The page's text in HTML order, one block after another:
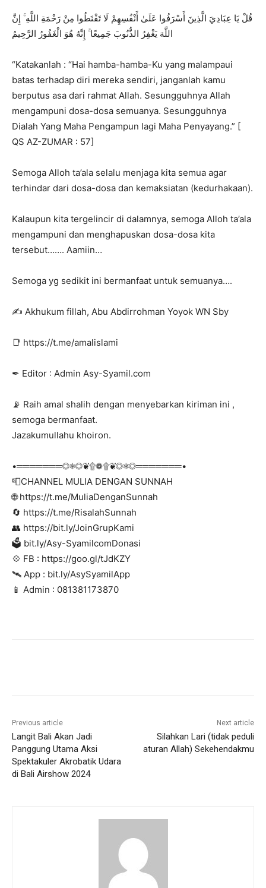
قُلْ يَا عِبَادِيَ الَّذِينَ أَسْرَفُوا عَلَىٰ أَنْفُسِهِمْ لَا تَقْنَطُوا مِنْ رَحْمَةِ اللَّهِ ۚ إِنَّ
اللَّهَ يَغْفِرُ الذُّنُوبَ جَمِيعًا ۚ إِنَّهُ هُوَ الْغَفُورُ الرَّحِيمُ
“Katakanlah : “Hai hamba-hamba-Ku yang malampaui
batas terhadap diri mereka sendiri, janganlah kamu
berputus asa dari rahmat Allah. Sesungguhnya Allah
mengampuni dosa-dosa semuanya. Sesungguhnya
Dialah Yang Maha Pengampun lagi Maha Penyayang.” [
QS AZ-ZUMAR : 57]
Semoga Alloh ta’ala selalu menjaga kita semua agar
terhindar dari dosa-dosa dan kemaksiatan (kedurhakaan).
Kalaupun kita tergelincir di dalamnya, semoga Alloh ta’ala
mengampuni dan menghapuskan dosa-dosa kita
tersebut……. Aamiin…
Semoga yg sedikit ini bermanfaat untuk semuanya….
✍ Akhukum fillah, Abu Abdirrohman Yoyok WN Sby
📑 https://t.me/amalislami
✒ Editor : Admin Asy-Syamil.com
📡 Raih amal shalih dengan menyebarkan kiriman ini ,
semoga bermanfaat.
Jazakumullahu khoiron.
•═══════◎❅◎❦۩❁۩❦◎❅◎═══════•
📮CHANNEL MULIA DENGAN SUNNAH
🌐 https://t.me/MuliaDenganSunnah
🔄 https://t.me/RisalahSunnah
👥 https://bit.ly/JoinGrupKami
🗳 bit.ly/Asy-SyamilcomDonasi
💠️ FB : https://goo.gl/tJdKZY
🛰 App : bit.ly/AsySyamilApp
📱 Admin : 081381173870
Previous article
Langit Bali Akan Jadi
Panggung Utama Aksi
Spektakuler Akrobatik Udara
di Bali Airshow 2024
Next article
Silahkan Lari (tidak peduli
aturan Allah) Sekehendakmu